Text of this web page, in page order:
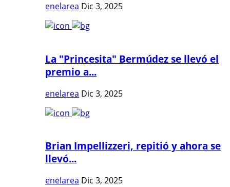
enelarea Dic 3, 2025
La "Princesita" Bermúdez se llevó el
premio a...
enelarea Dic 3, 2025
Brian Impellizzeri, repitió y ahora se
llevó...
enelarea Dic 3, 2025